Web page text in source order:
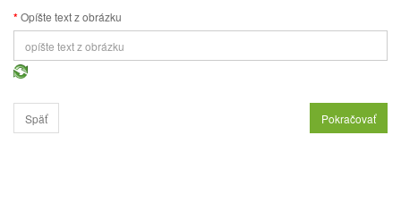
Opíšte text z obrázku
Späť